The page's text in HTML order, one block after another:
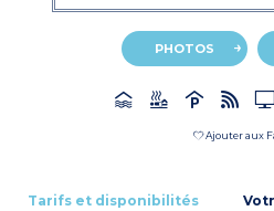
PHOTOS
Ajouter aux
Tarifs et disponibilités